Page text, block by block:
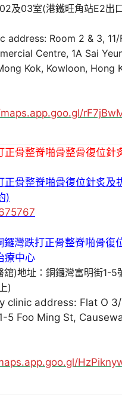
及03室(港鐵旺角站E2出
address: Room 2 & 3, 11/
Centre, 1A Sai
Kok, Kowloon, Hong
正骨整脊啪骨整骨復位針
正骨整脊啪骨復位針炙及
)
舘)地址：銅鑼灣富明街1-5
)
clinic address: Flat O
5 Foo Ming St,